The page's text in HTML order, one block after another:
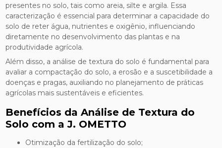
presentes no solo, tais como areia, silte e argila. Essa
caracterização é essencial para determinar a capacidade do
solo de reter água, nutrientes e oxigênio, influenciando
diretamente no desenvolvimento das plantas e na
produtividade agrícola.
Além disso, a análise de textura do solo é fundamental para
avaliar a compactação do solo, a erosão e a suscetibilidade a
doenças e pragas, auxiliando no planejamento de práticas
agrícolas mais sustentáveis e eficientes.
Benefícios da Análise de Textura do
Solo com a J. OMETTO
Otimização da fertilização do solo;